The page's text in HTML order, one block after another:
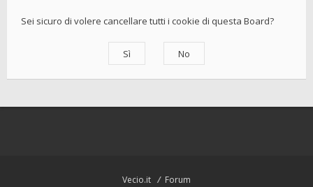
Sei sicuro di volere cancellare tutti i cookie di questa Board?
Vecio.it
Forum